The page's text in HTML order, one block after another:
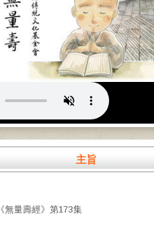
主旨
《無量壽經》第173集